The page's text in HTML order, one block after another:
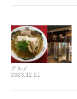
グルメ
2023.12.21